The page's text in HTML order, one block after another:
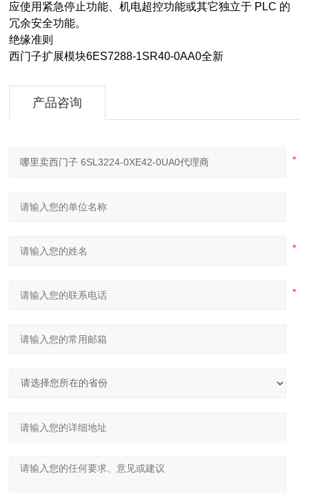
应使用紧急停止功能、机电超控功能或其它独立于 PLC 的
冗余安全功能。
绝缘准则
西门子扩展模块6ES7288-1SR40-0AA0全新
产品咨询